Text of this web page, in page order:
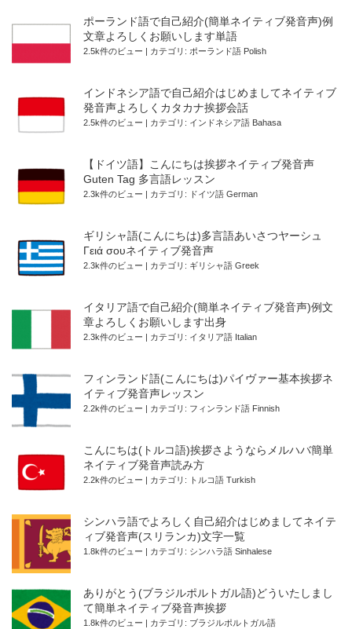
ポーランド語で自己紹介(簡単ネイティブ発音声)例
文章よろしくお願いします単語
2.5k件のビュー カテゴリ: ポーランド語 Polish
インドネシア語で自己紹介はじめましてネイティブ
発音声よろしくカタカナ挨拶会話
2.5k件のビュー カテゴリ: インドネシア語 Bahasa
【ドイツ語】こんにちは挨拶ネイティブ発音声
Guten Tag 多言語レッスン
2.3k件のビュー カテゴリ: ドイツ語 German
ギリシャ語(こんにちは)多言語あいさつヤーシュ
Γειά σουネイティブ発音声
2.3k件のビュー カテゴリ: ギリシャ語 Greek
イタリア語で自己紹介(簡単ネイティブ発音声)例文
章よろしくお願いします出身
2.3k件のビュー カテゴリ: イタリア語 Italian
フィンランド語(こんにちは)パイヴァー基本挨拶ネ
イティブ発音声レッスン
2.2k件のビュー カテゴリ: フィンランド語 Finnish
こんにちは(トルコ語)挨拶さようならメルハバ簡単
ネイティブ発音声読み方
2.2k件のビュー カテゴリ: トルコ語 Turkish
シンハラ語でよろしく自己紹介はじめましてネイテ
ィブ発音声(スリランカ)文字一覧
1.8k件のビュー カテゴリ: シンハラ語 Sinhalese
ありがとう(ブラジルポルトガル語)どういたしまし
て簡単ネイティブ発音声挨拶
1.8k件のビュー カテゴリ: ブラジルポルトガル語